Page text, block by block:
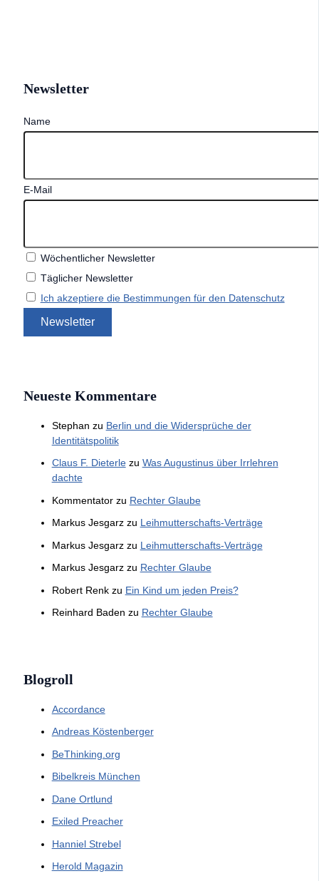
Newsletter
Name
E-Mail
Wöchentlicher Newsletter
Täglicher Newsletter
Ich akzeptiere die Bestimmungen für den Datenschutz
Neueste Kommentare
Stephan zu Berlin und die Widersprüche der
Identitätspolitik
Claus F. Dieterlezu Was Augustinus über Irrlehren
dachte
Kommentatorzu Rechter Glaube
Markus Jesgarzzu Leihmutterschafts-Verträge
Markus Jesgarzzu Leihmutterschafts-Verträge
Markus Jesgarzzu Rechter Glaube
Robert Renkzu Ein Kind um jeden Preis?
Reinhard Baden zu Rechter Glaube
Blogroll
Accordance
Andreas Köstenberger
BeThinking.org
Bibelkreis München
Dane Ortlund
Exiled Preacher
Hanniel Strebel
Herold Magazin